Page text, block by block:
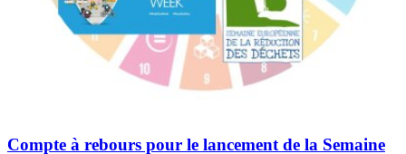
Compte à rebours pour le lancement de la Semaine